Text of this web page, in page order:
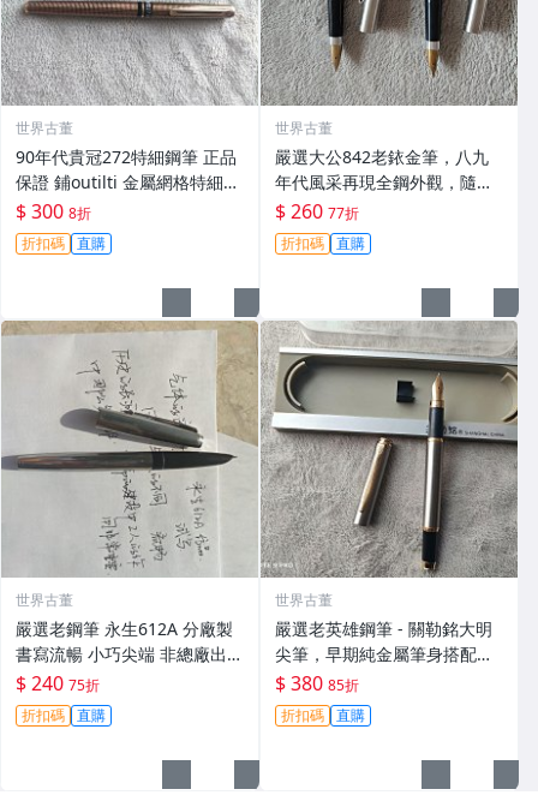
世界古董
90年代貴冠272特細鋼筆 正品
保證 鋪outilti 金屬網格特細筆
尖書寫順滑 古典美雅 貴冠272
特細鋼筆 鋪outilti 金屬網格
細筆尖 9
$ 300 8折
折扣碼 直購
世界古董
嚴選大公842老銥金筆，八九
年代風采再現全鋼外觀，隨機
附送兩種筆夾。全新未使用，
保存極佳。 842老鋼筆 全鋼金
筆 未用過墨水
$ 260 77折
折扣碼 直購
世界古董
嚴選老鋼筆 永生612A 分廠製
書寫流暢 小巧尖端 非總廠出品
新品未染墨 試用書寫順滑 永生
612A 鋪筆 鋪筆尖
$ 240 75折
折扣碼 直購
世界古董
嚴選老英雄鋼筆 - 關勒銘大明
尖筆，早期純金屬筆身搭配膠
木舌，可拔插墨囊，典藏級做
工少有假貨 早期英雄鋼筆 大明
尖 銅製筆身 膠木舌 翻新包裝
$ 380 85折
折扣碼 直購